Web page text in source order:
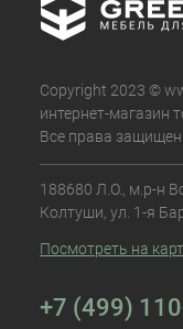
Copyright 2023 ©
интернет-магазин
Все права
188680 Л.О., м.р-н
Колтуши, ул. 1-я
Посмотреть на
+7 (499)